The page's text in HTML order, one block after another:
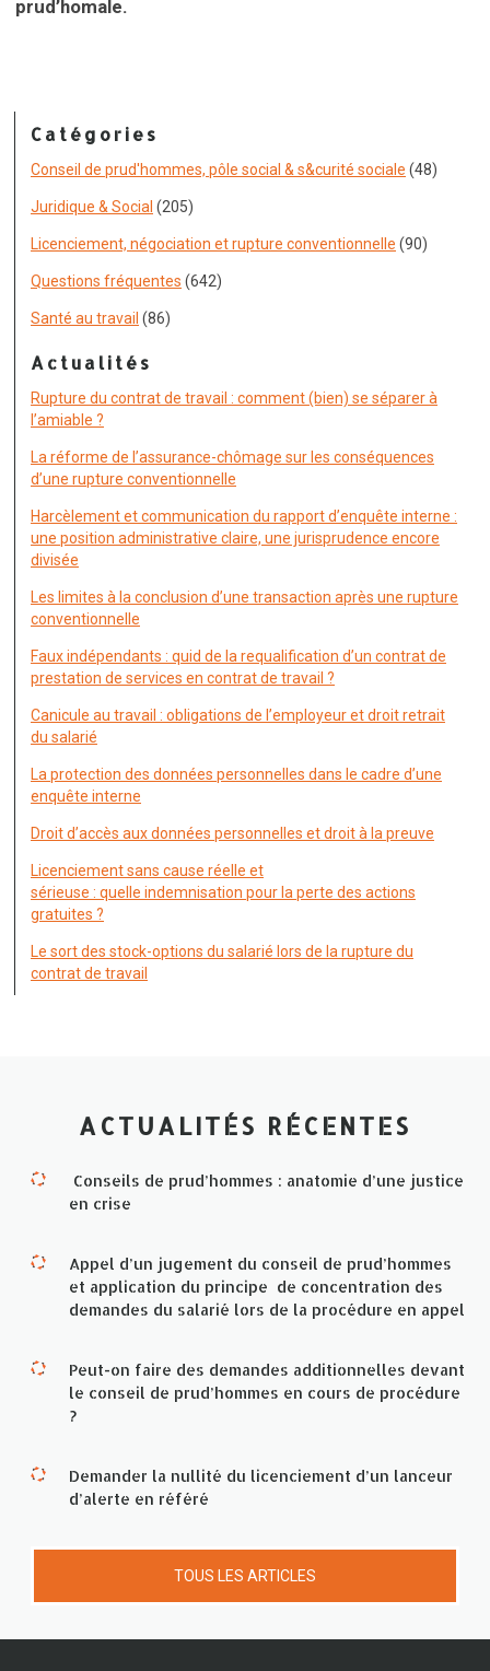
prud’homale.
Catégories
Conseil de prud'hommes, pôle social & s&curité sociale (48)
Juridique & Social (205)
Licenciement, négociation et rupture conventionnelle (90)
Questions fréquentes (642)
Santé au travail (86)
Actualités
Rupture du contrat de travail : comment (bien) se séparer à
l’amiable ?
La réforme de l’assurance-chômage sur les conséquences
d’une rupture conventionnelle
Harcèlement et communication du rapport d’enquête interne :
une position administrative claire, une jurisprudence encore
divisée
Les limites à la conclusion d’une transaction après une rupture
conventionnelle
Faux indépendants : quid de la requalification d’un contrat de
prestation de services en contrat de travail ?
Canicule au travail : obligations de l’employeur et droit retrait
du salarié
La protection des données personnelles dans le cadre d’une
enquête interne
Droit d’accès aux données personnelles et droit à la preuve
Licenciement sans cause réelle et
sérieuse : quelle indemnisation pour la perte des actions
gratuites ?
Le sort des stock-options du salarié lors de la rupture du
contrat de travail
ACTUALITÉS RÉCENTES
Conseils de prud’hommes : anatomie d’une justice
en crise
Appel d’un jugement du conseil de prud’hommes
et application du principe de concentration des
demandes du salarié lors de la procédure en appel
Peut-on faire des demandes additionnelles devant
le conseil de prud’hommes en cours de procédure
?
Demander la nullité du licenciement d’un lanceur
d’alerte en référé
TOUS LES ARTICLES